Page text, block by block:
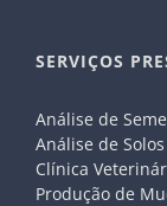
SERVIÇOS
Análise de
Análise de Solos
Clínica
Produção de